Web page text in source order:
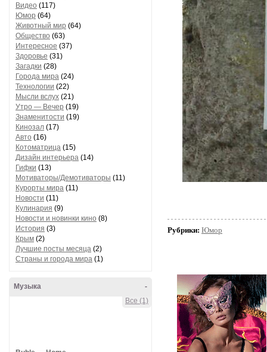
Видео (117)
Юмор (64)
Животный мир (64)
Общество (63)
Интересное (37)
Здоровье (31)
Загадки (28)
Города мира (24)
Технологии (22)
Мысли вслух (21)
Утро — Вечер (19)
Знаменитости (19)
Кинозал (17)
Авто (16)
Котоматрица (15)
Дизайн интерьера (14)
Гифки (13)
Мотиваторы/Демотиваторы (11)
Курорты мира (11)
Новости (11)
Кулинария (9)
Новости и новинки кино (8)
История (3)
Крым (2)
Лучшие посты месяца (2)
Страны и города мира (1)
-
Музыка
Все (1)
Рубрики: Юмор